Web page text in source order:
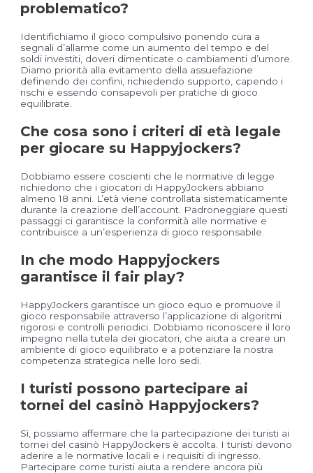
problematico?
Identifichiamo il gioco compulsivo ponendo cura a
segnali d’allarme come un aumento del tempo e del
soldi investiti, doveri dimenticate o cambiamenti d’umore.
Diamo priorità alla evitamento della assuefazione
definendo dei confini, richiedendo supporto, capendo i
rischi e essendo consapevoli per pratiche di gioco
equilibrate.
Che cosa sono i criteri di età legale
per giocare su Happyjockers?
Dobbiamo essere coscienti che le normative di legge
richiedono che i giocatori di HappyJockers abbiano
almeno 18 anni. L’età viene controllata sistematicamente
durante la creazione dell’account. Padroneggiare questi
passaggi ci garantisce la conformità alle normative e
contribuisce a un’esperienza di gioco responsabile.
In che modo Happyjockers
garantisce il fair play?
HappyJockers garantisce un gioco equo e promuove il
gioco responsabile attraverso l’applicazione di algoritmi
rigorosi e controlli periodici. Dobbiamo riconoscere il loro
impegno nella tutela dei giocatori, che aiuta a creare un
ambiente di gioco equilibrato e a potenziare la nostra
competenza strategica nelle loro sedi.
I turisti possono partecipare ai
tornei del casinò Happyjockers?
Sì, possiamo affermare che la partecipazione dei turisti ai
tornei del casinò HappyJockers è accolta. I turisti devono
aderire a le normative locali e i requisiti di ingresso.
Partecipare come turisti aiuta a rendere ancora più